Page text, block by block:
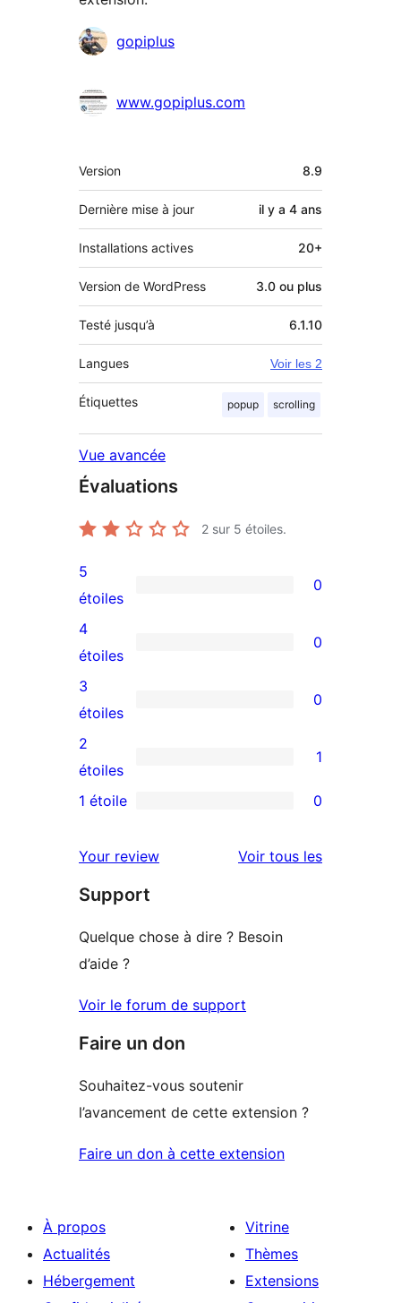
Contributeurs
gopiplus
www.gopiplus.com
Méta
Version 8.9
Dernière mise à jour il y a 4 ans
Installations actives 20+
Version de WordPress 3.0 ou plus
Testé jusqu’à 6.1.10
Langues Voir les 2
Étiquettes popup scrolling
Vue avancée
Évaluations
2 sur 5 étoiles.
0
avis
à
5
étoile
5
étoiles
0
0
avis
à
4
étoile
4
étoiles
0
0
avis
à
3
3
étoiles
0
1
avis
2
2
étoiles
1
à
1
1 étoile 0
Your review Voir tous lesavis
Support
Quelque chose à dire ? Besoin
d’aide ?
Voir le forum de support
Faire un don
Souhaitez-vous soutenir
l’avancement de cette extension ?
Faire un don à cette extension
À propos
Actualités
Hébergement
Vitrine
Thèmes
Extensions